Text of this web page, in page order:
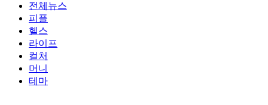
전체뉴스
피플
헬스
라이프
컬처
머니
테마